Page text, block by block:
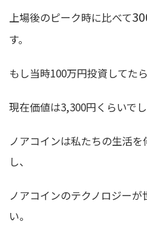
上場後のピーク時に比べて
す。
もし当時100万円投資してたら
現在価値は3,300円くらいでし
ノアコインは私たちの生活を
し、
ノアコインのテクノロジー
い。